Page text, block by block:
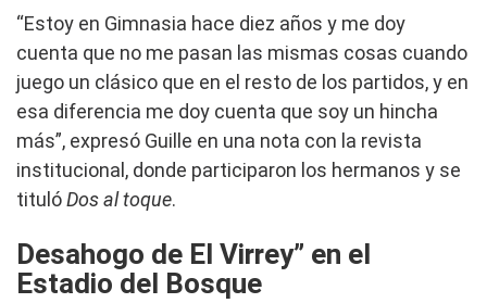
“Estoy en Gimnasia hace diez años y me doy
cuenta que no me pasan las mismas cosas cuando
juego un clásico que en el resto de los partidos, y en
esa diferencia me doy cuenta que soy un hincha
más”, expresó Guille en una nota con la revista
institucional, donde participaron los hermanos y se
titulóDos al toque.
Desahogo de El Virrey” en el
Estadio del Bosque